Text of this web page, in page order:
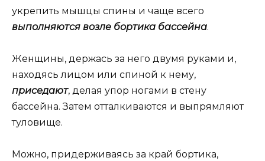
укрепить мышцы спины и чаще всего
выполняются возле бортика бассейна.
Женщины, держась за него двумя руками и,
находясь лицом или спиной к нему,
приседают, делая упор ногами в стену
бассейна. Затем отталкиваются и выпрямляют
туловище.
Можно, придерживаясь за край бортика,